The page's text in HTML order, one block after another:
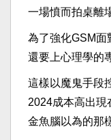
一場憤而拍桌離
為了強化GSM面
還要上心理學的
這樣以魔鬼手段
2024成本高出現
金魚腦以為的那